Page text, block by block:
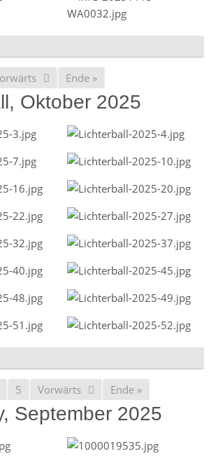
Ende »
Oktober 2025
5 Vorwärts Ende »
September 2025